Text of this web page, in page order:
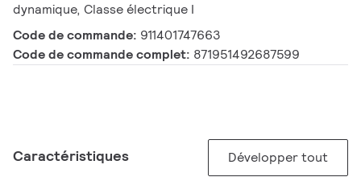
dynamique, Classe électrique I
Code de commande: 911401747663
Code de commande complet: 871951492687599
Caractéristiques Développer tout